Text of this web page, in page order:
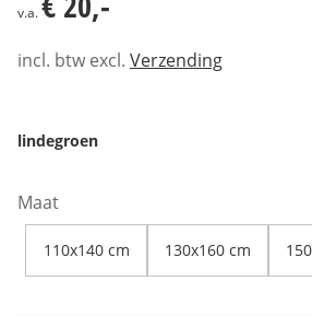
v.a.
incl. btw excl. Verzending
lindegroen
Maat
110x140 cm 130x160 cm